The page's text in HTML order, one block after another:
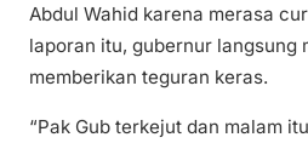
Abdul Wahid karena merasa
laporan itu, gubernur langsung
memberikan teguran keras.
“Pak Gub terkejut dan malam